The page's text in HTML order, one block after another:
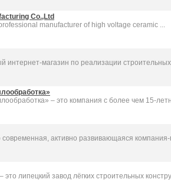
Co.,Ltd
manufacturer of high voltage ceramic ...
интернет-магазин по реализации
– это компания с более чем 15-
активно развивающаяся компания-
липецкий завод лёгких строительных